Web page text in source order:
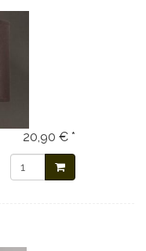
20,90 € *